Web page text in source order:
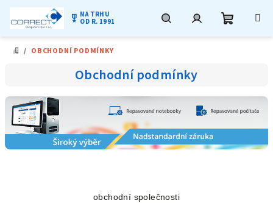
military_tech NA TRHU
OD R. 1991
DOMŮ
/ OBCHODNÍ PODMÍNKY
Obchodní podmínky
obchodní společnosti